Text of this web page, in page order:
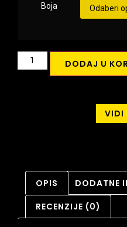
Boja
DODAJ U
VIDI
OPIS DODATNE
RECENZIJE (0)